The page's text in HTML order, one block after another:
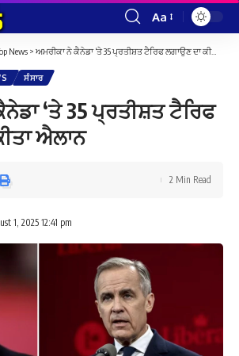
Font
Resizer
Aa
News > ਅਮਰੀਕਾ ਨੇ ਕੈਨੇਡਾ ‘ਤੇ 35 ਪ੍ਰਤੀਸ਼ਤ ਟੈਰਿਫ ਲਗਾਉਣ ਦਾ ਕੀਤਾ ਐਲਾਨ
ਸੰਸਾਰ
‘ਤੇ 35 ਪ੍ਰਤੀਸ਼ਤ ਟੈਰਿਫ
ਐਲਾਨ
1, 2025 12:41 pm
2 Min Read